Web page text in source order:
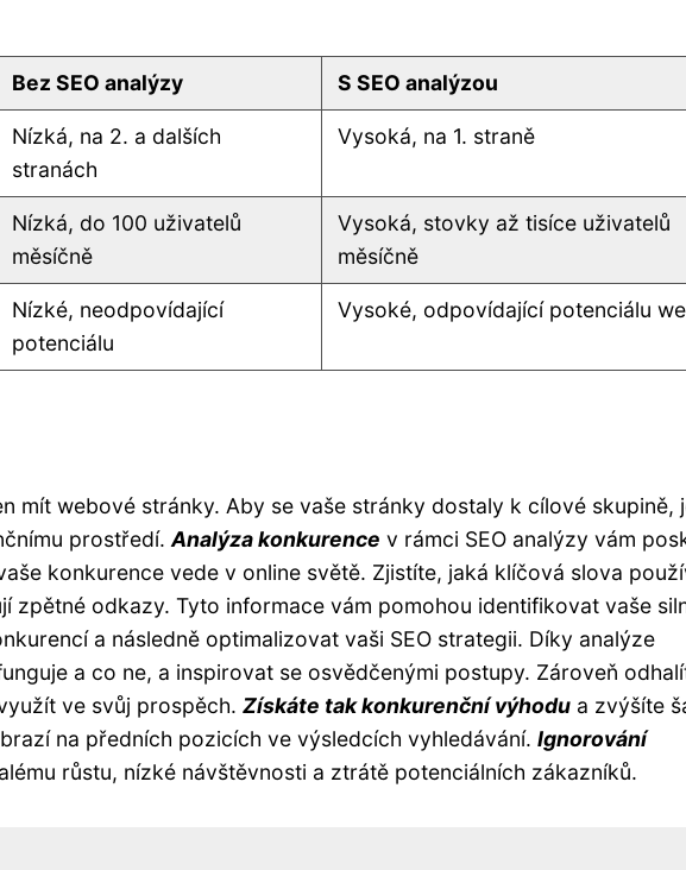
Bez SEO analýzy S SEO analýzou
Nízká, na 2. a dalších
stranách
Vysoká, na 1. straně
Nízká, do 100 uživatelů
měsíčně
Vysoká, stovky až tisíce uživatelů
měsíčně
Nízké, neodpovídající
potenciálu
Vysoké, odpovídající potenciálu
mít webové stránky. Aby se vaše stránky dostaly k cílové skupině,
prostředí. Analýza konkurence v rámci SEO analýzy vám
konkurence vede v online světě. Zjistíte, jaká klíčová slova
zpětné odkazy. Tyto informace vám pomohou identifikovat vaše
a následně optimalizovat vaši SEO strategii. Díky analýze
a co ne, a inspirovat se osvědčenými postupy. Zároveň
ve svůj prospěch. Získáte tak konkurenční výhodu a zvýšíte
na předních pozicích ve výsledcích vyhledávání. Ignorování
růstu, nízké návštěvnosti a ztrátě potenciálních zákazníků.